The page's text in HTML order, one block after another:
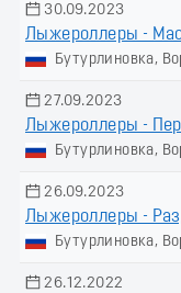
30.09.2023
Лыжероллеры -
Бутурлиновка,
27.09.2023
Лыжероллеры -
Бутурлиновка,
26.09.2023
Лыжероллеры -
Бутурлиновка,
26.12.2022